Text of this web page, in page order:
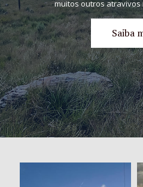
muitos outros atravivos
Saiba